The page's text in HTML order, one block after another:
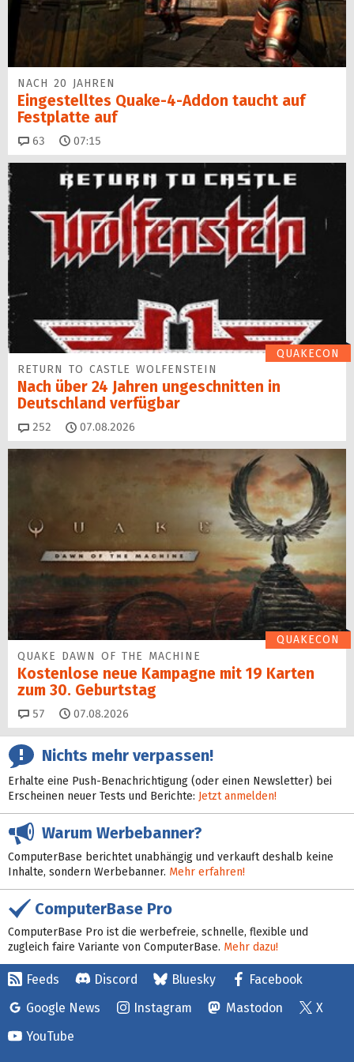
NACH 20 JAHREN
Eingestelltes Quake-4-Addon taucht auf
Festplatte auf
63 Kommentare
07:15
QUAKECON
RETURN TO CASTLE WOLFENSTEIN
Nach über 24 Jahren ungeschnitten in
Deutschland verfügbar
252 Kommentare
07.08.2026
QUAKECON
QUAKE DAWN OF THE MACHINE
Kostenlose neue Kampagne mit 19 Karten
zum 30. Geburtstag
57 Kommentare
07.08.2026
Nichts mehr verpassen!
Erhalte eine Push-Benachrichtigung (oder einen Newsletter) bei
Erscheinen neuer Tests und Berichte: Jetzt anmelden!
Warum Werbebanner?
ComputerBase berichtet unabhängig und verkauft deshalb keine
Inhalte, sondern Werbebanner. Mehr erfahren!
ComputerBase Pro
ComputerBase Pro ist die werbefreie, schnelle, flexible und
zugleich faire Variante von ComputerBase. Mehr dazu!
Feeds Discord Bluesky
Facebook
Google News
Instagram Mastodon
X
YouTube